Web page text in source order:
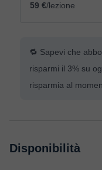
59 €/lezione
🔁 Sapevi che
risparmi il 3% su
risparmia al
Disponibilità